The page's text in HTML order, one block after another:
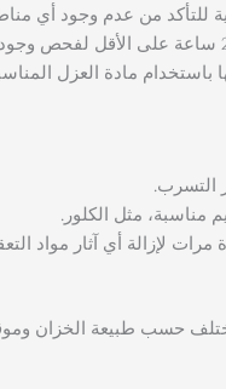
للتأكد من عدم وجود أي
باستخدام مادة العزل
التسرب.
مناسبة، مثل الكلور.
لإزالة أي آثار مواد
حسب طبيعة الخزان